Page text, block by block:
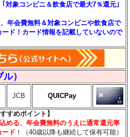
対象コンビニ＆飲食店で最大7％還元｣
年会費無料＆対象コンビニや飲食店で
ド！カード情報を記載していないので
）
JCB QUICPay
すめポイント】
める、年会費無料のうえに通常還元率
ード ！（40歳以降も継続して保有可能）